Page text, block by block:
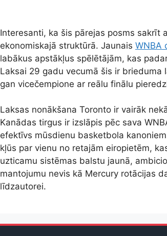
Interesanti, ka šis pārejas posms sakrīt
ekonomiskajā struktūrā. Jaunais WNBA
labākus apstākļus spēlētājām, kas
Laksai 29 gadu vecumā šis ir
gan vicečempione ar reālu finālu
Laksas nonākšana Toronto ir vairāk
Kanādas tirgus ir izslāpis pēc sava
efektīvs mūsdienu basketbola
kļūs par vienu no retajām eiropietēm,
uzticamu sistēmas balstu jaunā,
mantojumu nevis kā Mercury rotācijas
līdzautorei.